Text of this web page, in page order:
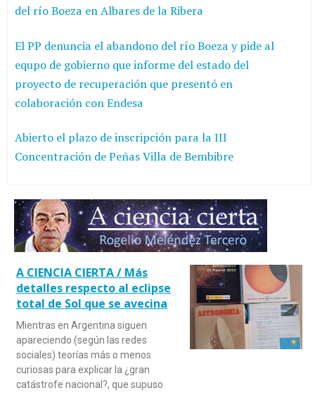
del río Boeza en Albares de la Ribera
El PP denuncia el abandono del río Boeza y pide al
equpo de gobierno que informe del estado del
proyecto de recuperación que presentó en
colaboración con Endesa
Abierto el plazo de inscripción para la III
Concentración de Peñas Villa de Bembibre
A CIENCIA CIERTA / Más
detalles respecto al eclipse
total de Sol que se avecina
Mientras en Argentina siguen
apareciendo (según las redes
sociales) teorías más o menos
curiosas para explicar la ¿gran
catástrofe nacional?, que supuso